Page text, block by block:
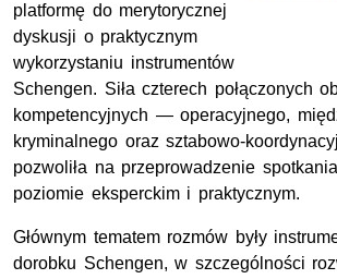
platformę do merytorycznej
dyskusji o praktycznym
wykorzystaniu instrumentów
Schengen. Siła czterech połączonych
kompetencyjnych — operacyjnego,
kryminalnego oraz sztabowo-
pozwoliła na przeprowadzenie
poziomie eksperckim i praktycznym.
Głównym tematem rozmów były
dorobku Schengen, w szczególności